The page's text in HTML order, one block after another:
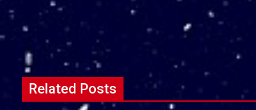
Related Posts